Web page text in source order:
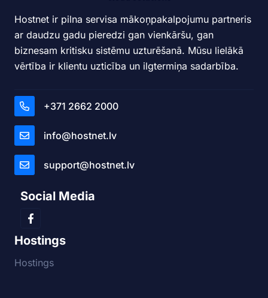
Hostnet ir pilna servisa mākoņpakalpojumu partneris
ar daudzu gadu pieredzi gan vienkāršu, gan
biznesam kritisku sistēmu uzturēšanā. Mūsu lielākā
vērtība ir klientu uzticība un ilgtermiņa sadarbība.
+371 2662 2000
info@hostnet.lv
support@hostnet.lv
Social Media
Hostings
Hostings